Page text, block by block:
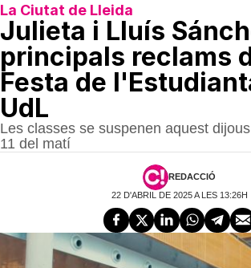
La Ciutat de Lleida
Julieta i Lluís
principals reclams
Festa de
UdL
Les classes se suspenen aquest
11 del matí
REDACCIÓ
22 D'ABRIL DE 2025 A LES 13:26H